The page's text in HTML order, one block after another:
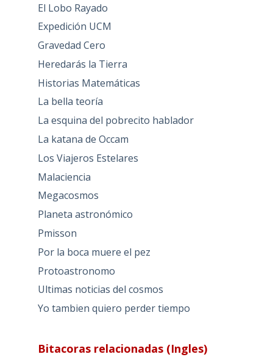
El Lobo Rayado
Expedición UCM
Gravedad Cero
Heredarás la Tierra
Historias Matemáticas
La bella teoría
La esquina del pobrecito hablador
La katana de Occam
Los Viajeros Estelares
Malaciencia
Megacosmos
Planeta astronómico
Pmisson
Por la boca muere el pez
Protoastronomo
Ultimas noticias del cosmos
Yo tambien quiero perder tiempo
Bitacoras relacionadas (Ingles)